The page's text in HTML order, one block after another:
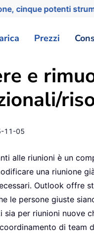
cinque potenti
Prezzi
e
11-05
alle riunioni è un
una riunione
Outlook offre
le persone giuste
per riunioni nuove
di